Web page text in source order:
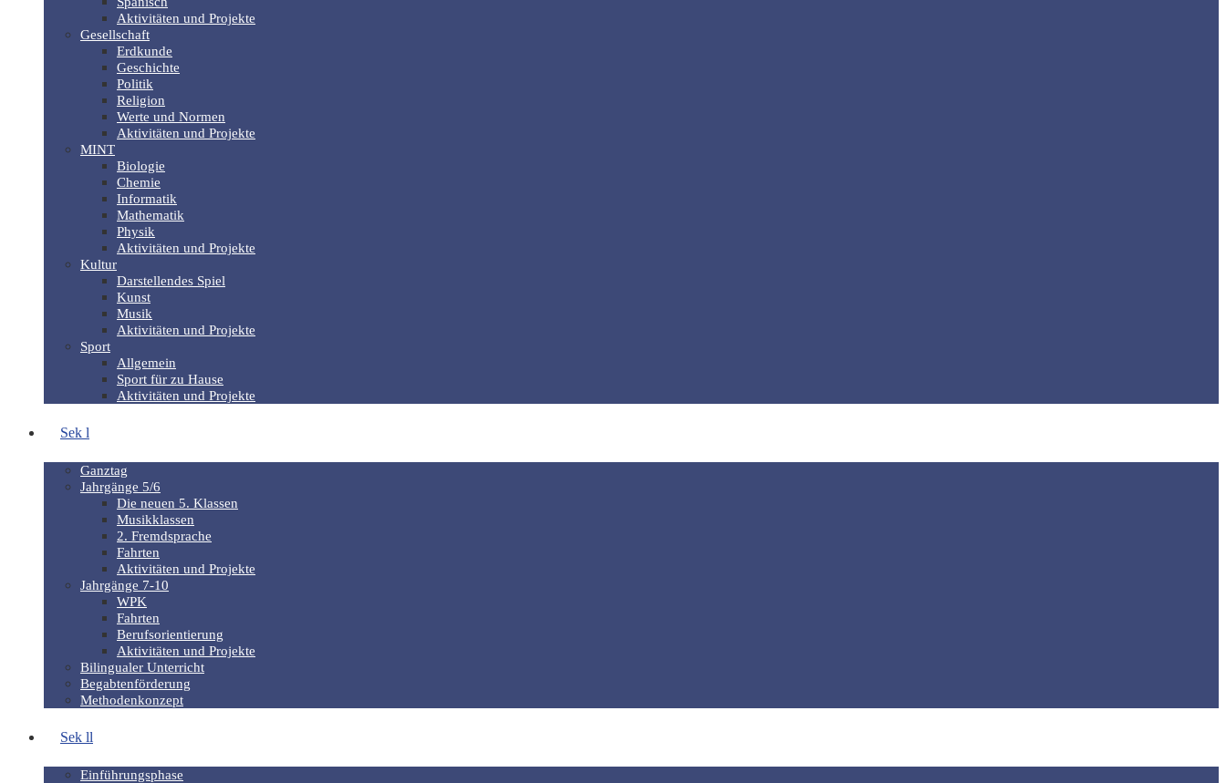
Aktivitäten und Projekte
Gesellschaft
Erdkunde
Geschichte
Politik
Religion
Werte und Normen
Aktivitäten und Projekte
MINT
Biologie
Chemie
Informatik
Mathematik
Physik
Aktivitäten und Projekte
Kultur
Darstellendes Spiel
Kunst
Musik
Aktivitäten und Projekte
Sport
Allgemein
Sport für zu Hause
Aktivitäten und Projekte
Sek l
Ganztag
Jahrgänge 5/6
Die neuen 5. Klassen
Musikklassen
2. Fremdsprache
Fahrten
Aktivitäten und Projekte
Jahrgänge 7-10
WPK
Fahrten
Berufsorientierung
Aktivitäten und Projekte
Bilingualer Unterricht
Begabtenförderung
Methodenkonzept
Sek ll
Einführungsphase